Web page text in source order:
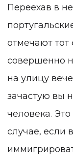
Переехав в
отмечают тот
совершенно
на улицу
зачастую вы
человека.
случае, если